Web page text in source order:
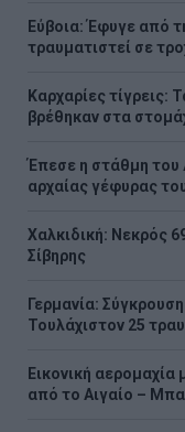
Εύβοια: Έφυγε από
τραυματιστεί σε
Καρχαρίες τίγρεις:
βρέθηκαν στα
Έπεσε η στάθμη του
αρχαίας γέφυρας
Χαλκιδική: Νεκρός
Σίβηρης
Γερμανία:
Τουλάχιστον 25
Εικονική
από το Αιγαίο –